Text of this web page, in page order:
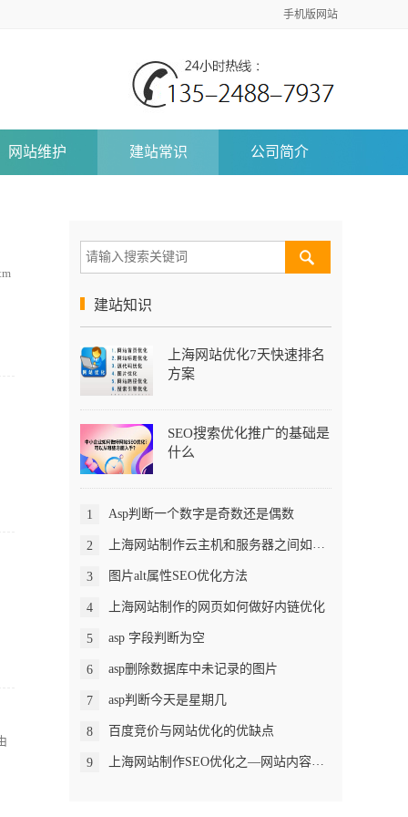
手机版网站
网站维护 建站常识 公司简介
建站知识
上海网站优化7天快速排名
方案
SEO搜索优化推广的基础是
什么
1 Asp判断一个数字是奇数还是偶数
2 上海网站制作云主机和服务器之间如何选择？
3 图片alt属性SEO优化方法
4 上海网站制作的网页如何做好内链优化
5 asp 字段判断为空
6 asp删除数据库中未记录的图片
7 asp判断今天是星期几
8 百度竞价与网站优化的优缺点
9 上海网站制作SEO优化之—网站内容优化